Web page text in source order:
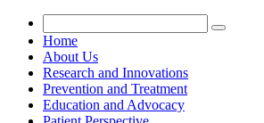
Home
About Us
Research and Innovations
Prevention and Treatment
Education and Advocacy